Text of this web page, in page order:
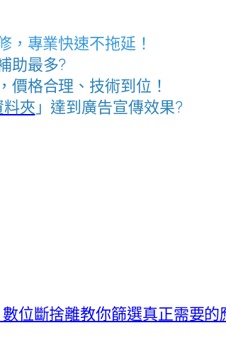
，專業快速不拖延！
助最多?
價格合理、技術到位！
料夾 」達到廣告宣傳效果?
位斷捨離教你篩選真正需要的